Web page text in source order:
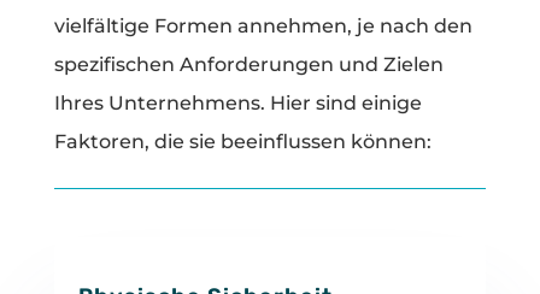
vielfältige Formen annehmen, je nach den
spezifischen Anforderungen und Zielen
Ihres Unternehmens. Hier sind einige
Faktoren, die sie beeinflussen können: